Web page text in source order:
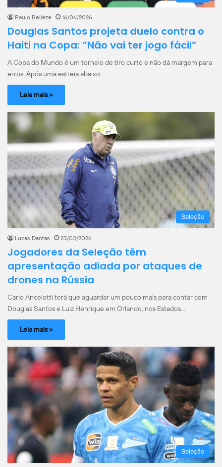
Paulo Belleze 16/06/2026
Douglas Santos projeta duelo contra o
Haiti na Copa: “Não vai ter jogo fácil”
A Copa do Mundo é um torneio de tiro curto e não dá margem para
erros. Após uma estreia abaixo…
Leia mais >
Seleção
Lucas Dantas 23/03/2026
Jogadores da Seleção têm
apresentação adiada por ataques de
drones na Rússia
Carlo Ancelotti terá que aguardar um pouco mais para contar com
Douglas Santos e Luiz Henrique em Orlando, nos Estados…
Leia mais >
Seleção